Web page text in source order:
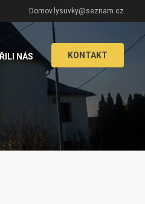
Domov.lysuvky@seznam.cz
NÁS KONTAKT